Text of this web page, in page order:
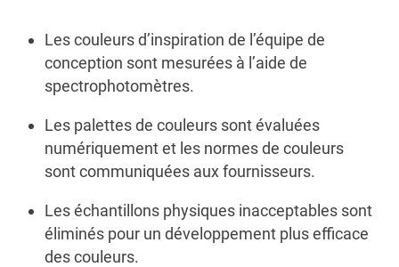
Les couleurs d’inspiration de l’équipe de
conception sont mesurées à l’aide de
spectrophotomètres.
Les palettes de couleurs sont évaluées
numériquement et les normes de couleurs
sont communiquées aux fournisseurs.
Les échantillons physiques inacceptables sont
éliminés pour un développement plus efficace
des couleurs.